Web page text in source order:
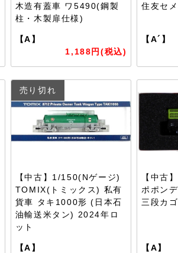
木造有蓋車 ワ5490(鋼製
柱・木製扉仕様)
【A】
1,188円(税込)
住友セ
【A´】
売り切れ
【中古】1/150(Nゲージ)
TOMIX(トミックス) 私有
貨車 タキ1000形 (日本石
油輸送米タン) 2024年ロ
ット
【A】
【中古
ポポン
三段カゴ
【A】